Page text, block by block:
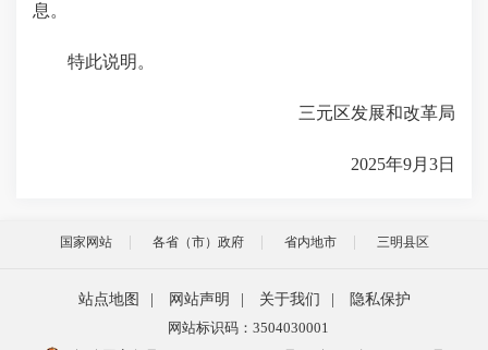
息。
特此说明。
三元区发展和改革局
2025年9月3日
国家网站 各省（市）政府 省内地市 三明县区
站点地图 网站声明 关于我们
隐私保护
网站标识码：3504030001